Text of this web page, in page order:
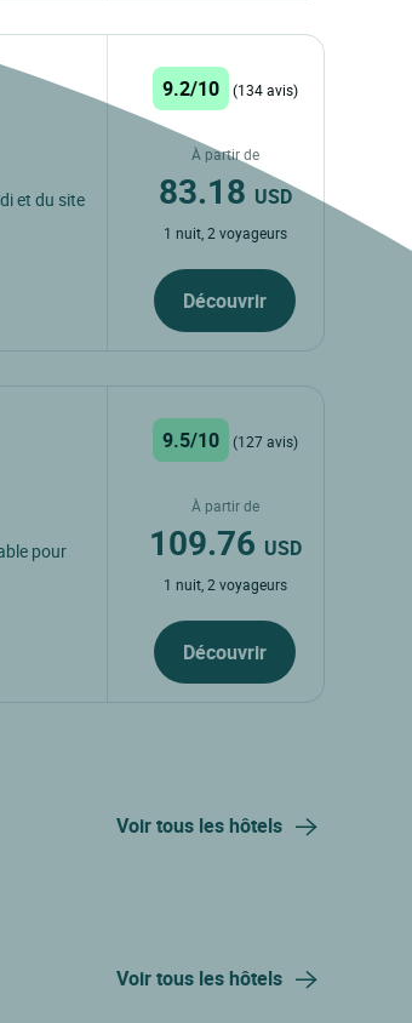
et du site
9.2/10 (134 avis)
À partir de
83.18 USD
1 nuit, 2 voyageurs
Découvrir
pour
9.5/10 (127 avis)
À partir de
109.76 USD
1 nuit, 2 voyageurs
Découvrir
Voir tous les hôtels
Voir tous les hôtels